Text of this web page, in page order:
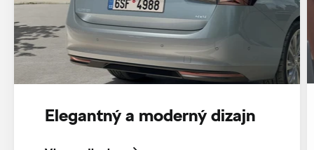
Elegantný a moderný dizajn